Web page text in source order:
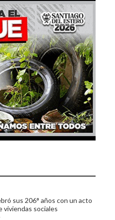
sus 206° años con un acto
viviendas sociales